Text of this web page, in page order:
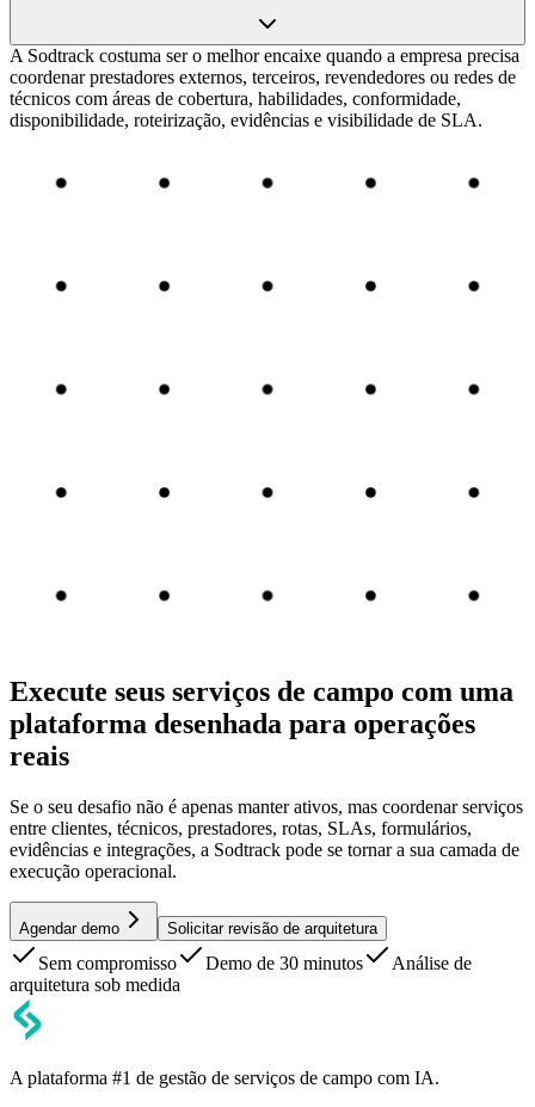
A Sodtrack costuma ser o melhor encaixe quando a empresa precisa
coordenar prestadores externos, terceiros, revendedores ou redes de
técnicos com áreas de cobertura, habilidades, conformidade,
disponibilidade, roteirização, evidências e visibilidade de SLA.
Execute seus serviços de campo com uma
plataforma desenhada para operações
reais
Se o seu desafio não é apenas manter ativos, mas coordenar serviços
entre clientes, técnicos, prestadores, rotas, SLAs, formulários,
evidências e integrações, a Sodtrack pode se tornar a sua camada de
execução operacional.
Agendar demo Solicitar revisão de arquitetura
Sem compromisso Demo de 30 minutos
Análise de
arquitetura sob medida
A plataforma #1 de gestão de serviços de campo com IA.